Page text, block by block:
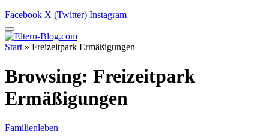
Facebook X (Twitter) Instagram
Start » Freizeitpark Ermäßigungen
Browsing: Freizeitpark
Ermäßigungen
Familienleben